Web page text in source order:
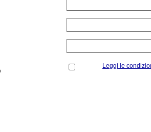
Leggi le